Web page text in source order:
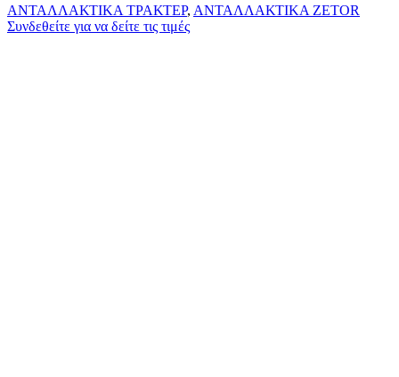
ΑΝΤΑΛΛΑΚΤΙΚΑ ΤΡΑΚΤΕΡ, ΑΝΤΑΛΛΑΚΤΙΚΑ ZETOR
Συνδεθείτε για να δείτε τις τιμές